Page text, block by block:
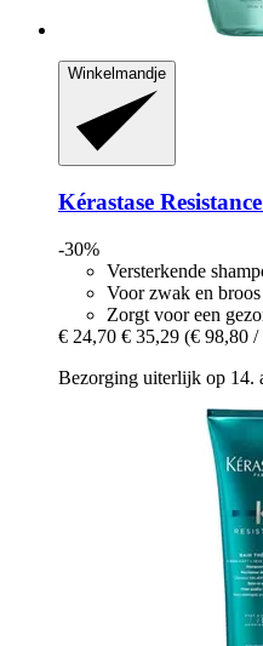
Winkelmandje
Kérastase
-30%
Versterkende
Voor zwak en broos
Zorgt voor een
€ 24,70 € 35,29 (€ 98,80 /
Bezorging uiterlijk op 14.